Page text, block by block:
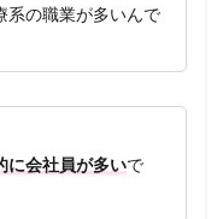
系の職業が多いんで
に会社員が多いで